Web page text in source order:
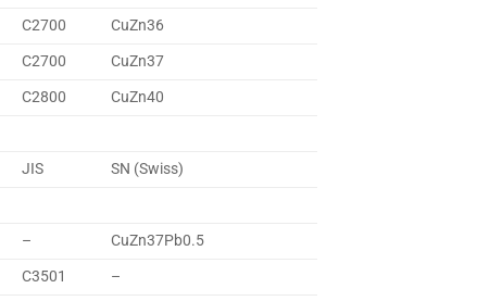
C2700
CuZn36
C2700
CuZn37
C2800
CuZn40
JIS
SN (Swiss)
–
CuZn37Pb0.5
C3501
–